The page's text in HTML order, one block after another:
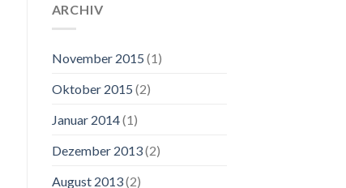
ARCHIV
November 2015 (1)
Oktober 2015 (2)
Januar 2014(1)
Dezember 2013(2)
August 2013(2)